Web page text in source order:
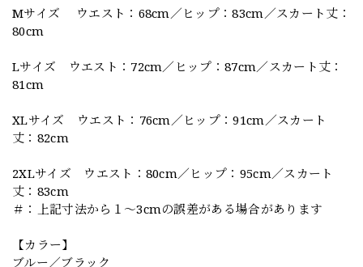
Mサイズ ウエスト：68cm／ヒップ：83cm／スカート丈：
80cm
Lサイズ ウエスト：72cm／ヒップ：87cm／スカート丈：
81cm
XLサイズ ウエスト：76cm／ヒップ：91cm／スカート
丈：82cm
2XLサイズ ウエスト：80cm／ヒップ：95cm／スカート
丈：83cm
＃：上記寸法から１～3cmの誤差がある場合があります
【カラー】
ブルー／ブラック